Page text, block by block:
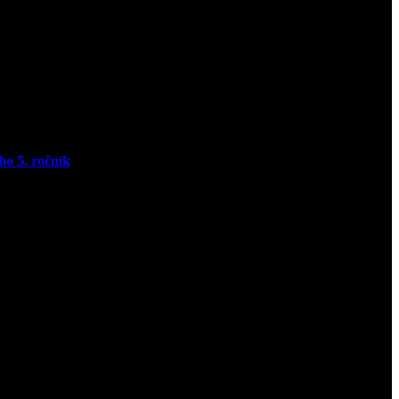
5. ročník